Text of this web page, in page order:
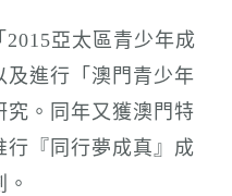
亞太區青少年成
及進行「澳門青少年
究。同年又獲澳門特
行『同行夢成真』成